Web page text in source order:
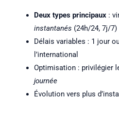
Deux types principaux :
instantanés (24h/24, 7j/7)
Délais variables : 1 jour
l’international
Optimisation : privilégier
journée
Évolution vers plus